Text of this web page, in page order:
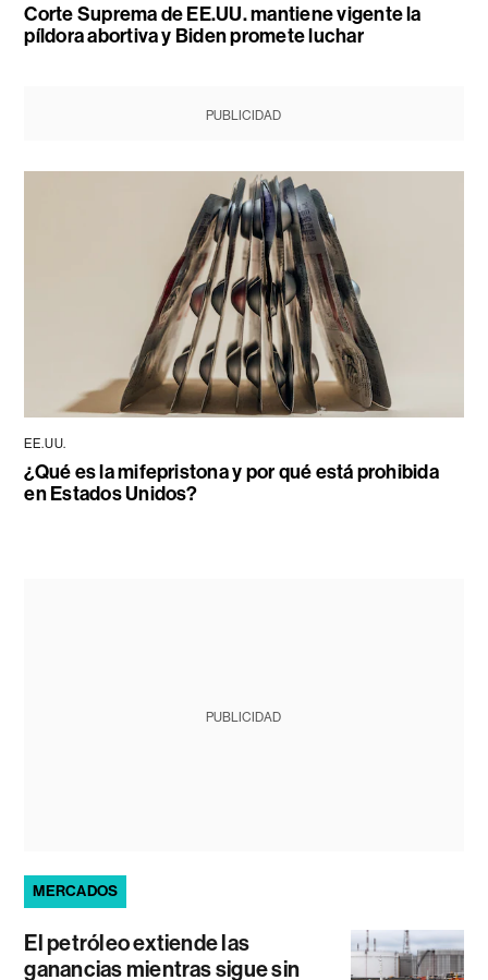
Corte Suprema de EE.UU. mantiene vigente la
píldora abortiva y Biden promete luchar
PUBLICIDAD
EE.UU.
¿Qué es la mifepristona y por qué está prohibida
en Estados Unidos?
PUBLICIDAD
MERCADOS
El petróleo extiende las
ganancias mientras sigue sin